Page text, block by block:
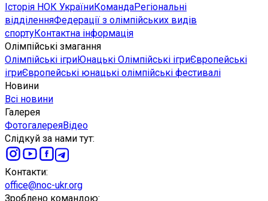
Історія НОК УкраїниКомандаРегіональні
відділенняФедерації з олімпійських видів
спортуКонтактна інформація
Олімпійські змагання
Олімпійські ігриЮнацькі Олімпійські ігриЄвропейські
ігриЄвропейські юнацькі олімпійські фестивалі
Новини
Всі новини
Галерея
ФотогалереяВідео
Слідкуй за нами тут:
Контакти:
office@noc-ukr.org
Зроблено командою: